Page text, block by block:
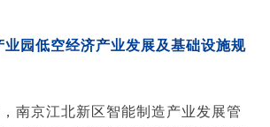
业园低空经济产业发展及基础设施规
南京江北新区智能制造产业发展管